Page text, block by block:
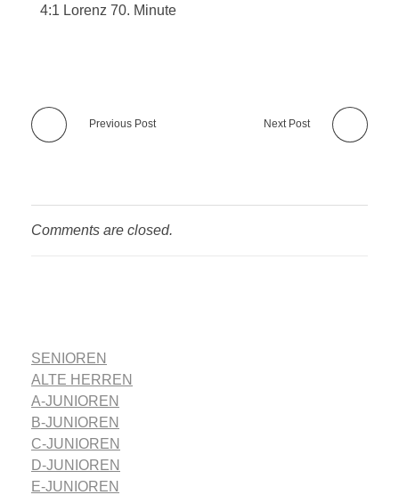
4:1 Lorenz 70. Minute
Previous Post Next Post
Comments are closed.
SENIOREN
ALTE HERREN
A-JUNIOREN
B-JUNIOREN
C-JUNIOREN
D-JUNIOREN
E-JUNIOREN